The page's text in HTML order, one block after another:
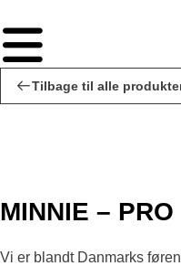
Tilbage til alle
MINNIE – PRO
Vi er blandt Danmarks